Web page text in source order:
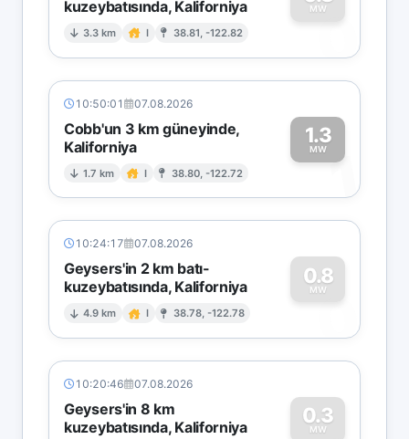
kuzeybatısında, Kaliforniya
3.3 km I 38.81, -122.82
MW
0
10:50:01 07.08.2026
Cobb'un 3 km güneyinde,
Kaliforniya
1.7 km I 38.80, -122.72
1.3
MW1
10:24:17 07.08.2026
Geysers'in 2 km batı-
kuzeybatısında, Kaliforniya
4.9 km I 38.78, -122.78
0.8
MW
0
10:20:46 07.08.2026
Geysers'in 8 km
kuzeybatısında, Kaliforniya
0.3
MW